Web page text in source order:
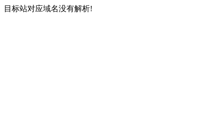
目标站对应域名没有解析!